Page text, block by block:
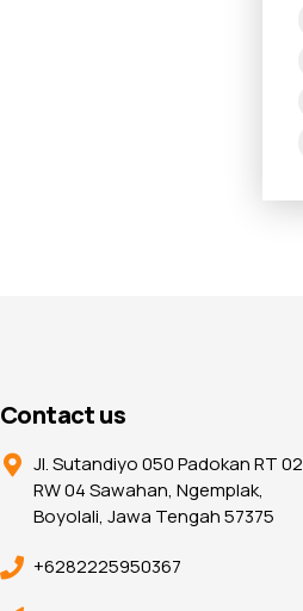
Contact us
Jl. Sutandiyo 050 Padokan RT 02
RW 04 Sawahan, Ngemplak,
Boyolali, Jawa Tengah 57375
+6282225950367